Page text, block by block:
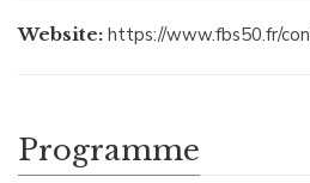
Website: https://www.fbs50.fr/
Programme